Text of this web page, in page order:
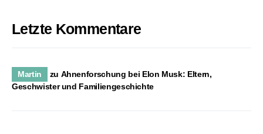
Letzte Kommentare
Martin zu Ahnenforschung bei Elon Musk: Eltern,
Geschwister und Familiengeschichte